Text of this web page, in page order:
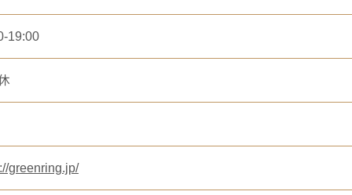
19:00
greenring.jp/